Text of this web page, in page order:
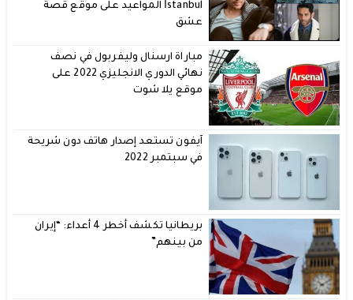
İstanbul المواعيد على موقع قصة
عشق
مباراة ارسنال وليفربول في نصف
نهائي الدوري الانجليزي 2022 على
موقع يلا شوت
آيفون تستعد إصدار هاتف دون شريحة
في سبتمبر 2022
بريطانيا تكشف أخطر 4 أعداء: “إيران
من بينهم”